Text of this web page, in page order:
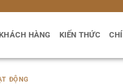
HÀNG KIẾN THỨC
ĐỘNG